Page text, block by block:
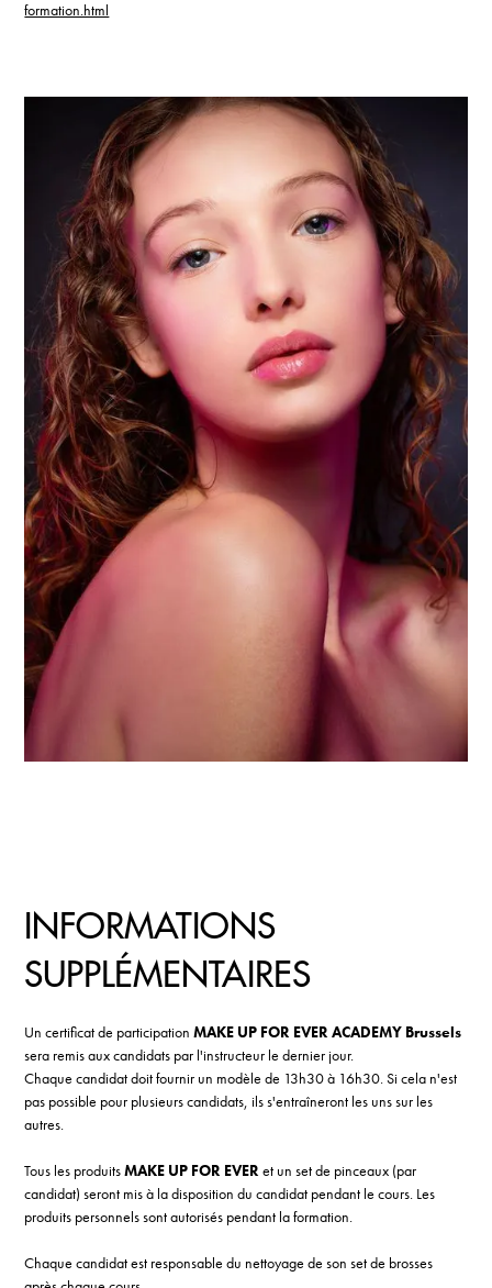
formation.html
INFORMATIONS
SUPPLÉMENTAIRES
Un certificat de participationMAKE UP FOR EVER ACADEMY Brussels
sera remis aux candidats par l'instructeur le dernier jour.
Chaque candidat doit fournir un modèle de 13h30 à 16h30. Si cela n'est
pas possible pour plusieurs candidats, ils s'entraîneront les uns sur les
autres.
Tous les produitsMAKE UP FOR EVER et un set de pinceaux (par
candidat) seront mis à la disposition du candidat pendant le cours. Les
produits personnels sont autorisés pendant la formation.
Chaque candidat est responsable du nettoyage de son set de brosses